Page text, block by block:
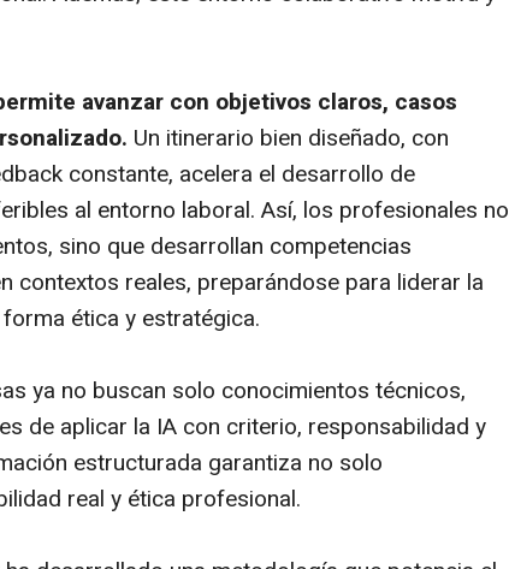
avanzar con objetivos claros, casos
Un itinerario bien diseñado, con
constante, acelera el desarrollo de
al entorno laboral. Así, los profesionales no
sino que desarrollan competencias
contextos reales, preparándose para liderar la
ética y estratégica.
ya no buscan solo conocimientos técnicos,
de aplicar la IA con criterio, responsabilidad y
estructurada garantiza no solo
real y ética profesional.